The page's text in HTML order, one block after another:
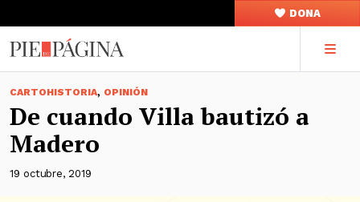
DONA
CARTOHISTORIA, OPINIÓN
De cuando Villa bautizó a
Madero
19 octubre, 2019